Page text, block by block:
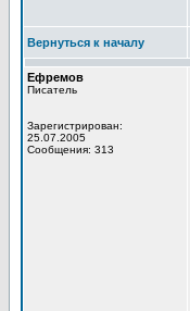
Вернуться к началу
Ефремов
Писатель
Зарегистрирован:
25.07.2005
Сообщения: 313